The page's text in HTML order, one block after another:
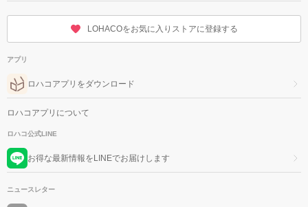
LOHACOをお気に入りストアに登録する
アプリ
ロハコアプリをダウンロード
ロハコアプリについて
ロハコ公式LINE
お得な最新情報をLINEでお届けします
ニュースレター